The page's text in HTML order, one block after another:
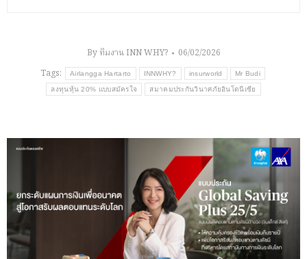
Byทีมงาน INN WHY?
06/02/2026
Tags:
Airlangga Hartarto INNWHY? insurworld Mr Budi
ลงทุนหุ้น 20% แบบสมัครใจ สมาคมประกันวินาศภัยอินโดนีเซีย